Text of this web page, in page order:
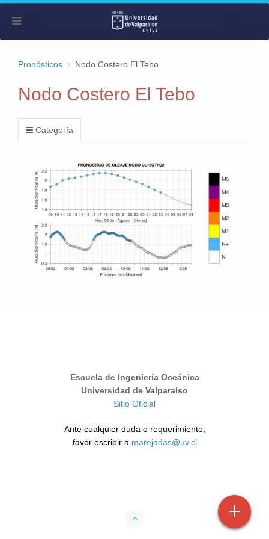
Pronósticos Nodo Costero El Tebo
Nodo Costero El Tebo
Categoría
+
Escuela de Ingeniería Oceánica
Universidad de Valparaíso
Sitio Oficial
Ante cualquier duda o requerimiento,
favor escribir a marejadas@uv.cl